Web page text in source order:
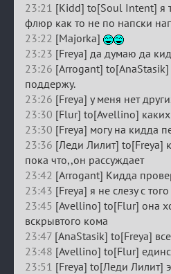
23:21 [Kidd] to[Soul Intent] я
флюр как то не по напски
23:22 [Majorka]
23:23 [Freya] да думаю да
23:26 [Arrogant] to[AnaStasik]
поддержу.
23:26 [Freya] у меня нет
23:30 [Flur] to[Avellino]
23:30 [Freya] могу на кидда
23:36 [Леди Лилит] to[Freya]
пока что,,он рассуждает
23:42 [Arrogant] Кидда
23:43 [Freya] я не слезу с
23:45 [Avellino] to[Flur] она
вскрывтого кома
23:47 [AnaStasik] to[Freya]
23:48 [Avellino] to[Flur]
23:51 [Freya] to[Леди Лилит]